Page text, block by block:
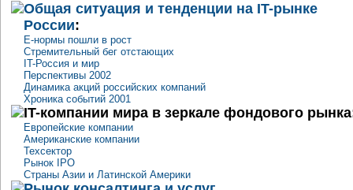
Общая ситуация и тенденции на IT-рынке
России:
Е-нормы пошли в рост
Стремительный бег отстающих
IT-Россия и мир
Перспективы 2002
Динамика акций российских компаний
Хроника событий 2001
IT-компании мира в зеркале фондового
Европейские компании
Американские компании
Техсектор
Рынок IPO
Страны Азии и Латинской Америки